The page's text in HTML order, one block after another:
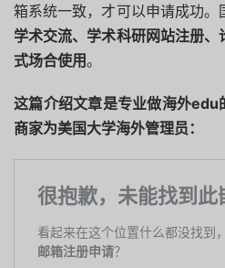
箱系统一致，才可以申请成功
学术交流、学术科研网站注册
式场合使用。
这篇介绍文章是专业做海外edu
商家为美国大学海外管理员：